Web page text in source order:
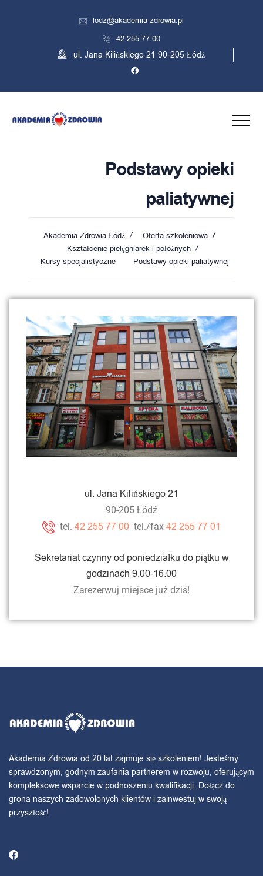
lodz@akademia-zdrowia.pl
42 255 77 00
ul. Jana Kilińskiego 21 90-205 Łódź
Podstawy opieki
paliatywnej
Akademia Zdrowia Łódź
Oferta szkoleniowa
Kształcenie pielęgniarek i położnych
Kursy specjalistyczne
Podstawy opieki paliatywnej
ul. Jana Kilińskiego 21
90-205 Łódź
tel. 42 255 77 00 tel./fax 42 255 77 01
Sekretariat czynny od poniedziałku do piątku w
godzinach 9.00-16.00
Zarezerwuj miejsce już dziś!
Akademia Zdrowia od 20 lat zajmuje się szkoleniem! Jesteśmy
sprawdzonym, godnym zaufania partnerem w rozwoju, oferującym
kompleksowe wsparcie w podnoszeniu kwalifikacji. Dołącz do
grona naszych zadowolonych klientów i zainwestuj w swoją
przyszłość!